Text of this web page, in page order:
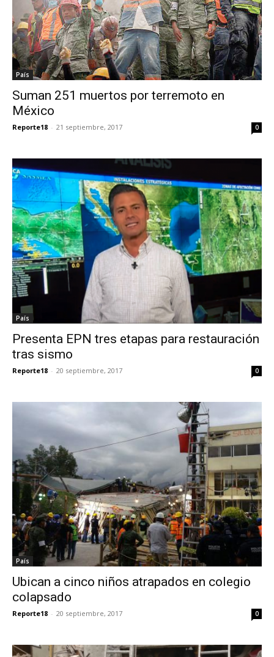
País
Suman 251 muertos por terremoto en
México
Reporte18 - 21 septiembre, 2017 0
País
Presenta EPN tres etapas para restauración
tras sismo
Reporte18 - 20 septiembre, 2017 0
País
Ubican a cinco niños atrapados en colegio
colapsado
Reporte18 - 20 septiembre, 2017 0